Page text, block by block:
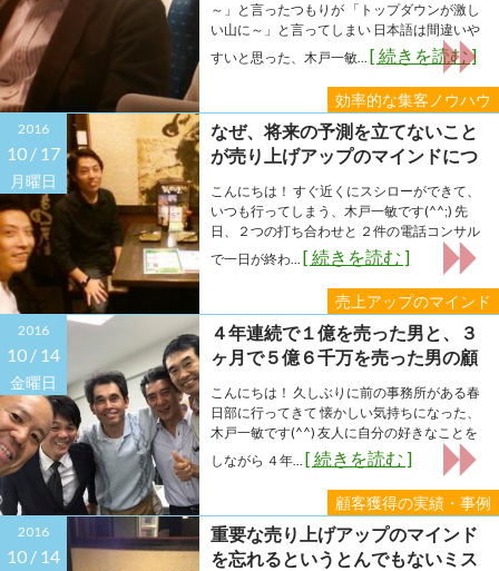
効率的な集客ノウハウ
～」と言ったつもりが 「トップダウンが激し
い山に～」と言ってしまい 日本語は間違いや
すいと思った、木戸一敏... [ 続きを読む ]
2016
10 / 17
月曜日
売上アップのマインド
なぜ、将来の予測を立てないこと
が売り上げアップのマインドにつ
ながるか分かりました！
こんにちは！ すぐ近くにスシローができて、
いつも行ってしまう、木戸一敏です(^^;) 先
日、２つの打ち合わせと ２件の電話コンサル
で一日が終わ... [ 続きを読む ]
2016
10 / 14
金曜日
顧客獲得の実績・事例
４年連続で１億を売った男と、３
ヶ月で５億６千万を売った男の顧
客獲得の実績・事例を紹介しま
す。
こんにちは！ 久しぶりに前の事務所がある春
日部に行ってきて 懐かしい気持ちになった、
木戸一敏です(^^) 友人に自分の好きなことを
しながら ４年... [ 続きを読む ]
2016
10 / 14
重要な売り上げアップのマインド
を忘れるというとんでもないミス